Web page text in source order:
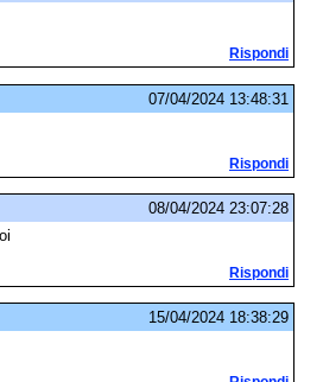
Rispondi
07/04/2024 13:48:31
Rispondi
08/04/2024 23:07:28
Rispondi
15/04/2024 18:38:29